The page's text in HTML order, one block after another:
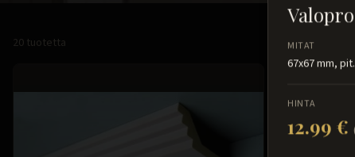
20 tuotetta MITAT
67x67 mm,
HINTA
12.99 €